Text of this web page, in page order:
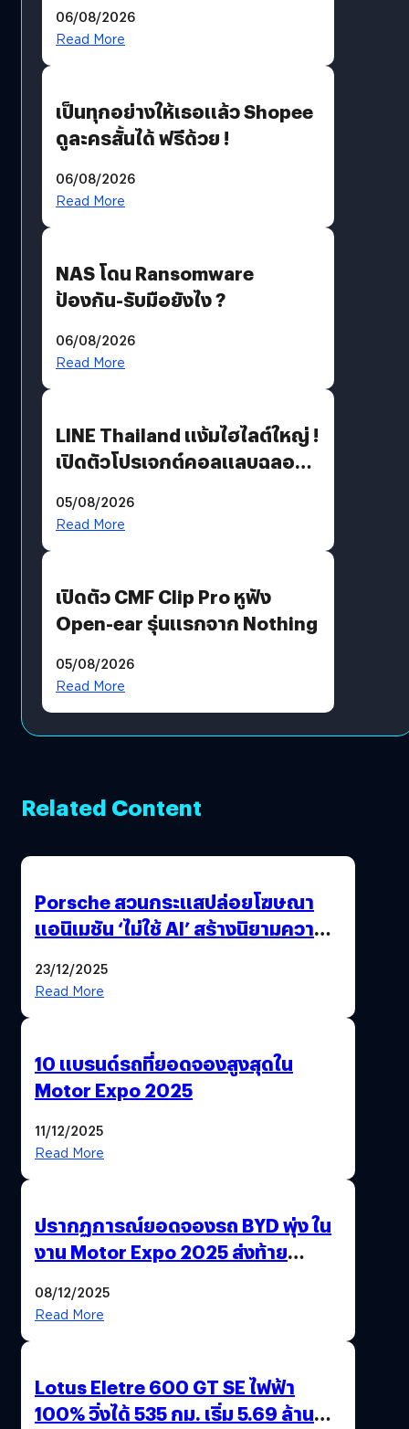
?
06/08/2026
Read More
เป็นทุกอย่างให้เธอแล้ว Shopee
ดูละครสั้นได้ ฟรีด้วย !
06/08/2026
Read More
NAS โดน Ransomware
ป้องกัน-รับมือยังไง ?
06/08/2026
Read More
LINE Thailand แง้มไฮไลต์ใหญ่ !
เปิดตัวโปรเจกต์คอลแลบฉลอง
Moon x LINE FRIENDS
05/08/2026
Read More
เปิดตัว CMF Clip Pro หูฟัง
Open-ear รุ่นแรกจาก Nothing
05/08/2026
Read More
Related Content
Porsche สวนกระแสปล่อยโฆษณา
แอนิเมชัน ‘ไม่ใช้ AI’ สร้างนิยามความ
23/12/2025
Read More
10 แบรนด์รถที่ยอดจองสูงสุดใน
Motor Expo 2025
11/12/2025
Read More
ปรากฏการณ์ยอดจองรถ BYD พุ่ง ใน
งาน Motor Expo 2025 ส่งท้าย
08/12/2025
Read More
Lotus Eletre 600 GT SE ไฟฟ้า
100% วิ่งได้ 535 กม. เริ่ม 5.69 ล้าน